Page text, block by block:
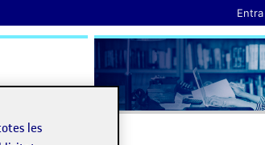
Entra
Ajuda
les